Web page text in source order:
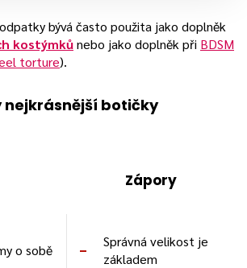
bývá často použita jako doplněk
kostýmkůnebo jako doplněk při BDSM
torture).
botičky
Zápory
o sobě
Správná velikost je
základem